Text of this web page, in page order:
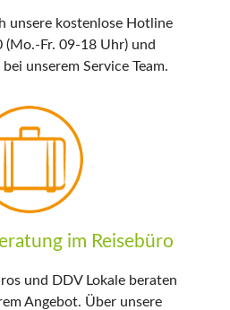
unsere kostenlose Hotline
(Mo.-Fr. 09-18 Uhr) und
unserem Service Team.
im Reisebüro
und DDV Lokale beraten
Angebot. Über unsere